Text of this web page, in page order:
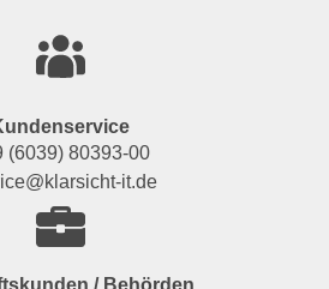
(6039) 80393-00
it.de
/ Behörden